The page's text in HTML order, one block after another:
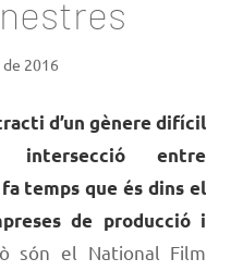
2016
d’un gènere difícil
entre
temps que és dins el
de producció i
són el National Film